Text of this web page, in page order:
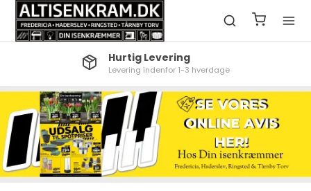
Hurtig Levering
Levering indenfor 1-3 hverdage